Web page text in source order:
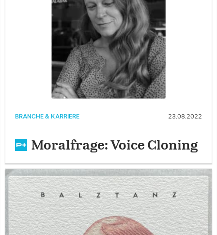
BRANCHE & KARRIERE 23.08.2022
Moralfrage: Voice Cloning